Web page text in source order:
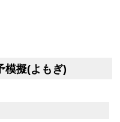
模擬(よもぎ)